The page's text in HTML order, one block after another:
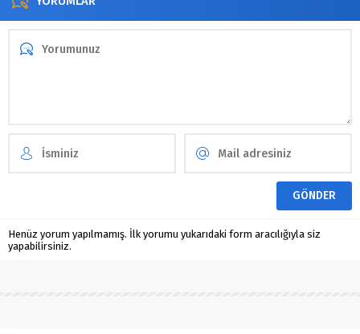
Henüz yorum yapılmamış. İlk yorumu yukarıdaki form aracılığıyla siz
yapabilirsiniz.